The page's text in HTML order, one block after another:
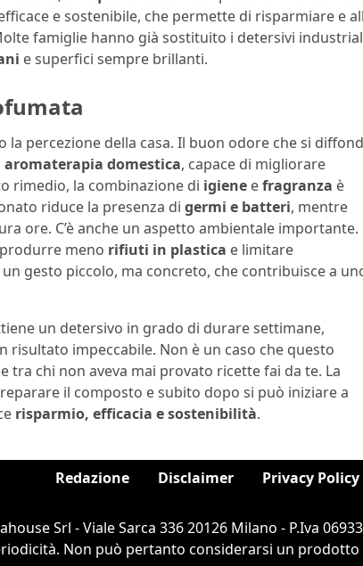
e sostenibile, che permette di risparmiare e
famiglie hanno già sostituito i detersivi
e superfici sempre brillanti.
la percezione della casa. Il buon odore che si
aromaterapia domestica, capace di migliorare
rimedio, la combinazione di igiene efragranza è
riduce la presenza di germi e batteri, mentre
ore. C’è anche un aspetto ambientale importante.
meno rifiuti in plastica e limitare
un gesto piccolo, ma concreto, che contribuisce a
un detersivo in grado di durare settimane,
risultato impeccabile. Non è un caso che questo
chi non aveva mai provato ricette fai da te. La
il composto e subito dopo si può iniziare a
risparmio, efficacia e sostenibilità.
Redazione Disclaimer Privacy Policy
Srl - Viale Sarca 336 20126 Milano - P.Iva
Non può pertanto considerarsi un prodotto